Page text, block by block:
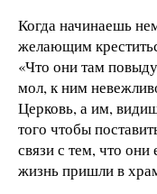
Когда начинаешь
желающим
«Что они там
мол, к ним
Церковь, а им,
того чтобы
связи с тем, что
жизнь пришли в